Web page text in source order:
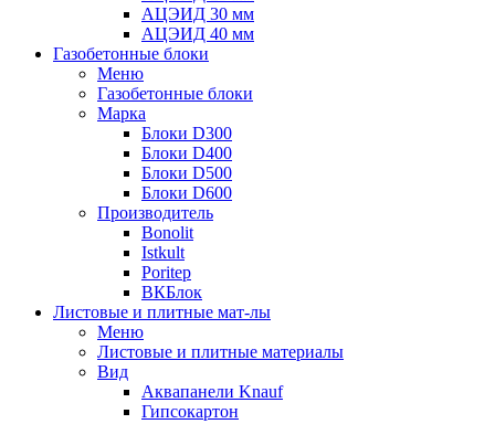
АЦЭИД 30 мм
АЦЭИД 40 мм
Газобетонные блоки
Меню
Газобетонные блоки
Марка
Блоки D300
Блоки D400
Блоки D500
Блоки D600
Производитель
Bonolit
Istkult
Poritep
ВКБлок
Листовые и плитные мат-лы
Меню
Листовые и плитные материалы
Вид
Аквапанели Knauf
Гипсокартон